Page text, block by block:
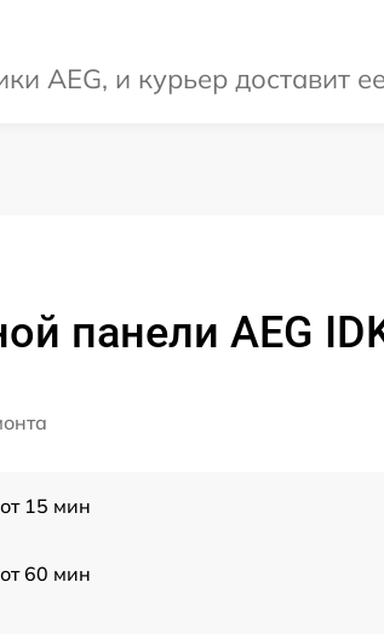
AEG, и курьер доставит
панели AEG
от 15 мин
от 60 мин